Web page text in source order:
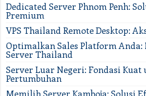
Dedicated Server Phnom Penh:
Premium
VPS Thailand Remote Desktop:
Optimalkan Sales Platform Anda:
Server Thailand
Server Luar Negeri: Fondasi Kuat
Pertumbuhan
Memilih Server Kamboja: Solusi